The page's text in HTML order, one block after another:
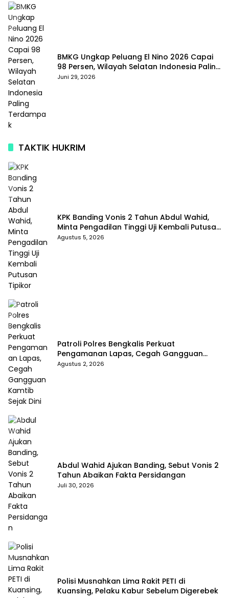
BMKG Ungkap Peluang El Nino 2026 Capai
98 Persen, Wilayah Selatan Indonesia Paling
Terdampak
Juni 29, 2026
TAKTIK HUKRIM
KPK Banding Vonis 2 Tahun Abdul Wahid,
Minta Pengadilan Tinggi Uji Kembali Putusan
Tipikor
Agustus 5, 2026
Patroli Polres Bengkalis Perkuat
Pengamanan Lapas, Cegah Gangguan
Kamtib Sejak Dini
Agustus 2, 2026
Abdul Wahid Ajukan Banding, Sebut Vonis 2
Tahun Abaikan Fakta Persidangan
Juli 30, 2026
Polisi Musnahkan Lima Rakit PETI di
Kuansing, Pelaku Kabur Sebelum Digerebek